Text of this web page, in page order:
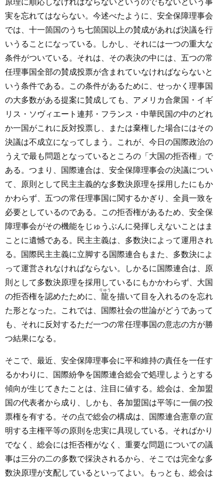
原理に順応しなければならないというのでもないという事
実を忘れてはならない。今述べたように、安全保障理事会
では、十一箇国のうち七箇国以上の賛成があれば決議を行
いうることになっている。しかし、それには一つの重大な
条件がついている。それは、その表決の中には、五つの常
任理事国全部の賛成投票が含まれていなければならないと
いう条件である。この条件があるために、せっかく理事国
の大多数がある提案に賛成しても、アメリカ合衆国・イギ
リス・ソヴィエート連邦・フランス・中華民国の中のどれ
か一国がこれに反対投票し、または棄権した場合にはその
決議は不成立になってしまう。これが、今日の国際政治の
うえで最も問題となっているところの「大国の拒否権」で
ある。つまり、国際連合は、安全保障理事会の決議につい
て、原則として民主主義的な多数決原理を採用したにもか
かわらず、五つの常任理事国に関するかぎり、全員一致を
必要としているのである。この拒否権があるため、安全保
障理事会がその機能をじゅうぶんに発揮しえないことはま
ことに遺憾である。民主主義は、多数決によって運用され
る。国際民主主義に立脚する国際連合もまた、多数決によ
って運営されなければならない。しかるに国際連合は、原
則として多数決原理を採用しているにもかかわらず、大国
の拒否権を認めたために、 龍
りゅう
を描いて目を入れるのを忘れ
た形となった。これでは、国際社会の世論がどうであって
も、それに反対するただ一つの常任理事国の意志の方が勝
つ結果になる。
そこで、最近、安全保障理事会に平和維持の責任を一任す
るかわりに、国際紛争を国際連合総会で処理しようとする
傾向が生じてきたことは、注目に値する。総会は、全加盟
国の代表者から成り、しかも、各加盟国は平等に一個の投
票権を有する。その点で総会の構成は、国際連合憲章の宣
明する主権平等の原則を忠実に具現している。そればかり
でなく、総会には拒否権がなく、重要な問題についての議
事は三分の二の多数で採決されるから、そこでは完全な多
数決原理が支配しているといってよい。もっとも、総会は